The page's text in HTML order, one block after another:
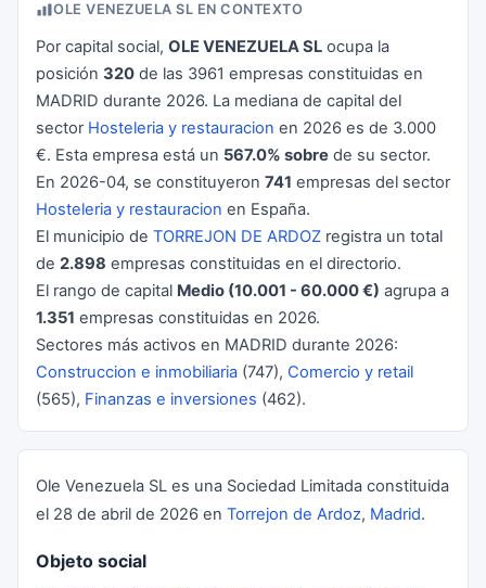
OLE VENEZUELA SL EN CONTEXTO
Por capital social, OLE VENEZUELA SL ocupa la
posición 320 de las 3961 empresas constituidas en
MADRID durante 2026. La mediana de capital del
sector Hosteleria y restauracion en 2026 es de 3.000
€. Esta empresa está un 567.0% sobre de su sector.
En 2026-04, se constituyeron 741 empresas del sector
Hosteleria y restauracion en España.
El municipio de TORREJON DE ARDOZ registra un total
de 2.898 empresas constituidas en el directorio.
El rango de capital Medio (10.001 - 60.000 €) agrupa a
1.351 empresas constituidas en 2026.
Sectores más activos en MADRID durante 2026:
Construccion e inmobiliaria (747), Comercio y retail
(565), Finanzas e inversiones (462).
Ole Venezuela SL es una Sociedad Limitada constituida
el 28 de abril de 2026 en Torrejon de Ardoz, Madrid.
Objeto social